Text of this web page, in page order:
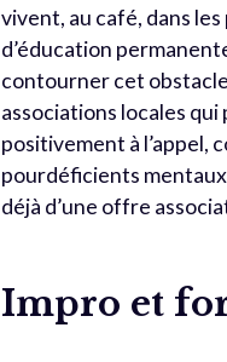
vivent, au café, dans
d’éducation
contourner cet
associations locales
positivement à l’appel,
pourdéficients
déjà d’une offre
Impro et